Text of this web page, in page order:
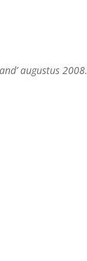
augustus 2008.